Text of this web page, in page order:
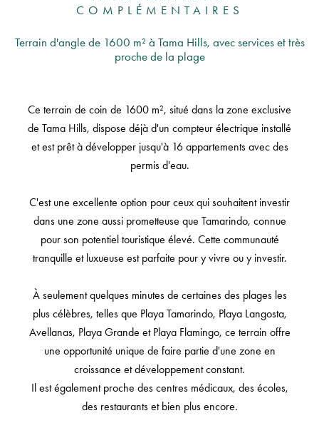
COMPLÉMENTAIRES
Terrain d'angle de 1600 m² à Tama Hills, avec services et très
proche de la plage
Ce terrain de coin de 1600 m², situé dans la zone exclusive
de Tama Hills, dispose déjà d'un compteur électrique installé
et est prêt à développer jusqu'à 16 appartements avec des
permis d'eau.
C'est une excellente option pour ceux qui souhaitent investir
dans une zone aussi prometteuse que Tamarindo, connue
pour son potentiel touristique élevé. Cette communauté
tranquille et luxueuse est parfaite pour y vivre ou y investir.
À seulement quelques minutes de certaines des plages les
plus célèbres, telles que Playa Tamarindo, Playa Langosta,
Avellanas, Playa Grande et Playa Flamingo, ce terrain offre
une opportunité unique de faire partie d'une zone en
croissance et développement constant.
Il est également proche des centres médicaux, des écoles,
des restaurants et bien plus encore.